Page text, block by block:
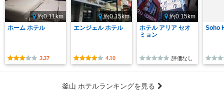
約0.11km
ホーム ホテル
3.37
約0.15km
エンジェル ホテル
4.10
約0.15km
ホテル アリア セオ
ミョン
評価なし
Soho
釜山 ホテルランキングを見る